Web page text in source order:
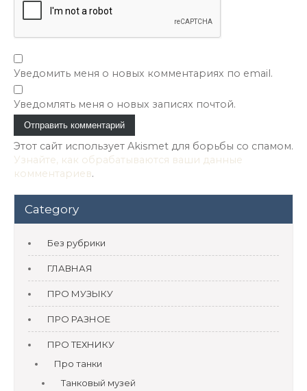
Уведомить меня о новых комментариях по email.
Уведомлять меня о новых записях почтой.
Этот сайт использует Akismet для борьбы со спамом.
Узнайте, как обрабатываются ваши данные
комментариев.
Category
Без рубрики
ГЛАВНАЯ
ПРО МУЗЫКУ
ПРО РАЗНОЕ
ПРО ТЕХНИКУ
Про танки
Танковый музей